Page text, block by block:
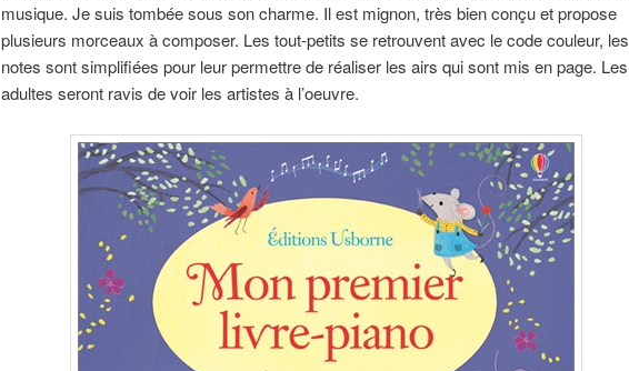
musique. Je suis tombée sous son charme. Il est mignon, très bien conçu et propose
plusieurs morceaux à composer. Les tout-petits se retrouvent avec le code couleur, les
notes sont simplifiées pour leur permettre de réaliser les airs qui sont mis en page. Les
adultes seront ravis de voir les artistes à l’oeuvre.